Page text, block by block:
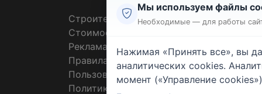
Строительные тендеры
Стоимость работ
Реклама
Правила
Пользовательское соглашение
Политика конфиденциальности
Мы используем файлы
Необходимые — для работы
Нажимая «Принять все», вы
аналитических cookies.
момент («Управление